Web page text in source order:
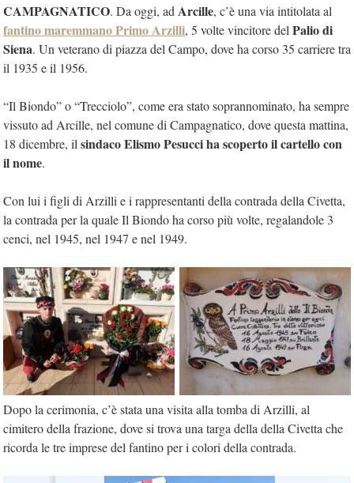
CAMPAGNATICO. Da oggi, ad Arcille, c’è una via intitolata al
fantino maremmano Primo Arzilli, 5 volte vincitore del Palio di
Siena. Un veterano di piazza del Campo, dove ha corso 35 carriere tra
il 1935 e il 1956.
“Il Biondo” o “Trecciolo”, come era stato soprannominato, ha sempre
vissuto ad Arcille, nel comune di Campagnatico, dove questa mattina,
18 dicembre, il sindaco Elismo Pesucci ha scoperto il cartello con
il nome.
Con lui i figli di Arzilli e i rappresentanti della contrada della Civetta,
la contrada per la quale Il Biondo ha corso più volte, regalandole 3
cenci, nel 1945, nel 1947 e nel 1949.
Dopo la cerimonia, c’è stata una visita alla tomba di Arzilli, al
cimitero della frazione, dove si trova una targa della della Civetta che
ricorda le tre imprese del fantino per i colori della contrada.